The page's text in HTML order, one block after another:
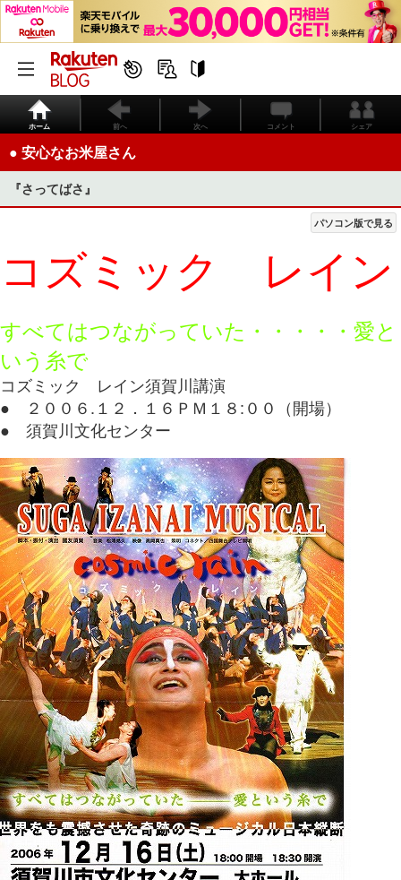
ホーム 前へ 次へ コメント シェア
● 安心なお米屋さん
『さってばさ』
パソコン版で見る
コズミック レイン
すべてはつながっていた・・・・・愛と
いう糸で
コズミック レイン須賀川講演
● ２００６.１２．１６ＰＭ１８:００（開場）
● 須賀川文化センター